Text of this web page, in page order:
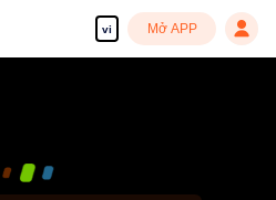
vi Mở APP